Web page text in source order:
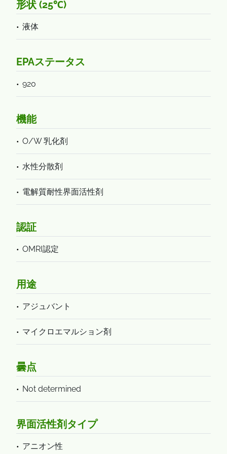
形状 (25℃)
液体
EPAステータス
920
機能
O/W 乳化剤
水性分散剤
電解質耐性界面活性剤
認証
OMRI認定
用途
アジュバント
マイクロエマルション剤
曇点
Not determined
界面活性剤タイプ
アニオン性